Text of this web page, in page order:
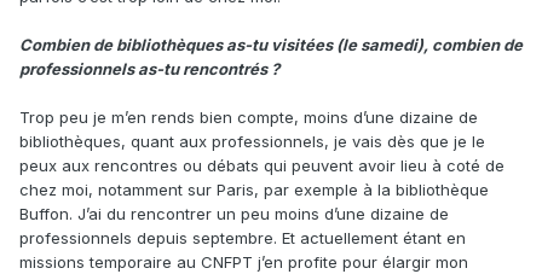
Combien de bibliothèques as-tu visitées (le samedi), combien de
professionnels as-tu rencontrés ?
Trop peu je m’en rends bien compte, moins d’une dizaine de
bibliothèques, quant aux professionnels, je vais dès que je le
peux aux rencontres ou débats qui peuvent avoir lieu à coté de
chez moi, notamment sur Paris, par exemple à la bibliothèque
Buffon. J’ai du rencontrer un peu moins d’une dizaine de
professionnels depuis septembre. Et actuellement étant en
missions temporaire au CNFPT j’en profite pour élargir mon